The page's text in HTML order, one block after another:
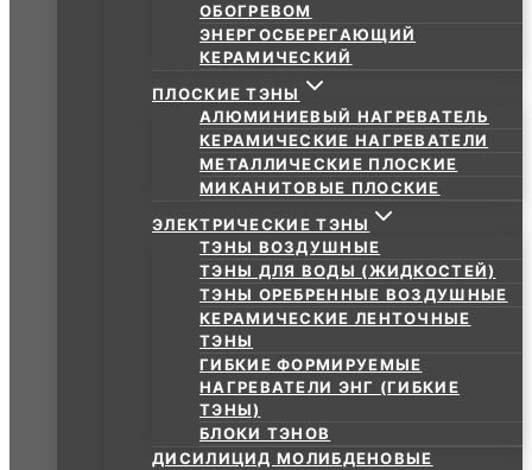
ОБОГРЕВОМ
ЭНЕРГОСБЕРЕГАЮЩИЙ
КЕРАМИЧЕСКИЙ
ПЛОСКИЕ ТЭНЫ
АЛЮМИНИЕВЫЙ НАГРЕВАТЕЛЬ
КЕРАМИЧЕСКИЕ НАГРЕВАТЕЛИ
МЕТАЛЛИЧЕСКИЕ ПЛОСКИЕ
МИКАНИТОВЫЕ ПЛОСКИЕ
ЭЛЕКТРИЧЕСКИЕ ТЭНЫ
ТЭНЫ ВОЗДУШНЫЕ
ТЭНЫ ДЛЯ ВОДЫ (ЖИДКОСТЕЙ)
ТЭНЫ ОРЕБРЕННЫЕ ВОЗДУШНЫЕ
КЕРАМИЧЕСКИЕ ЛЕНТОЧНЫЕ
ТЭНЫ
ГИБКИЕ ФОРМИРУЕМЫЕ
НАГРЕВАТЕЛИ ЭНГ (ГИБКИЕ
ТЭНЫ)
БЛОКИ ТЭНОВ
ДИСИЛИЦИД МОЛИБДЕНОВЫЕ